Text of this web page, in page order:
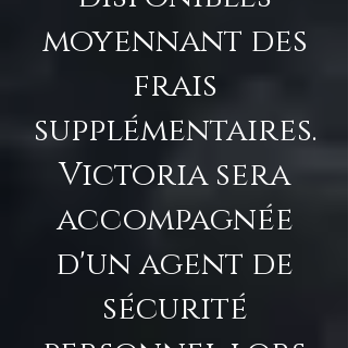
moyennant des
frais
supplémentaires.
Victoria sera
accompagnée
d'un agent de
sécurité